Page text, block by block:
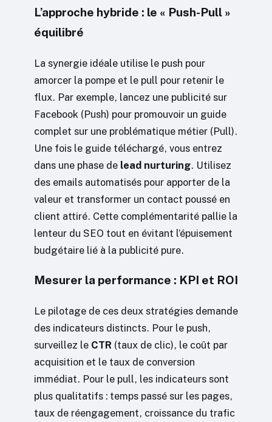
L’approche hybride : le « Push-Pull »
équilibré
La synergie idéale utilise le push pour
amorcer la pompe et le pull pour retenir le
flux. Par exemple, lancez une publicité sur
Facebook (Push) pour promouvoir un guide
complet sur une problématique métier (Pull).
Une fois le guide téléchargé, vous entrez
dans une phase de lead nurturing. Utilisez
des emails automatisés pour apporter de la
valeur et transformer un contact poussé en
client attiré. Cette complémentarité pallie la
lenteur du SEO tout en évitant l’épuisement
budgétaire lié à la publicité pure.
Mesurer la performance : KPI et ROI
Le pilotage de ces deux stratégies demande
des indicateurs distincts. Pour le push,
surveillez le CTR (taux de clic), le coût par
acquisition et le taux de conversion
immédiat. Pour le pull, les indicateurs sont
plus qualitatifs : temps passé sur les pages,
taux de réengagement, croissance du trafic